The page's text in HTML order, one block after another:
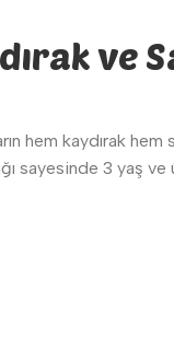
ve
hem kaydırak
sayesinde 3 yaş